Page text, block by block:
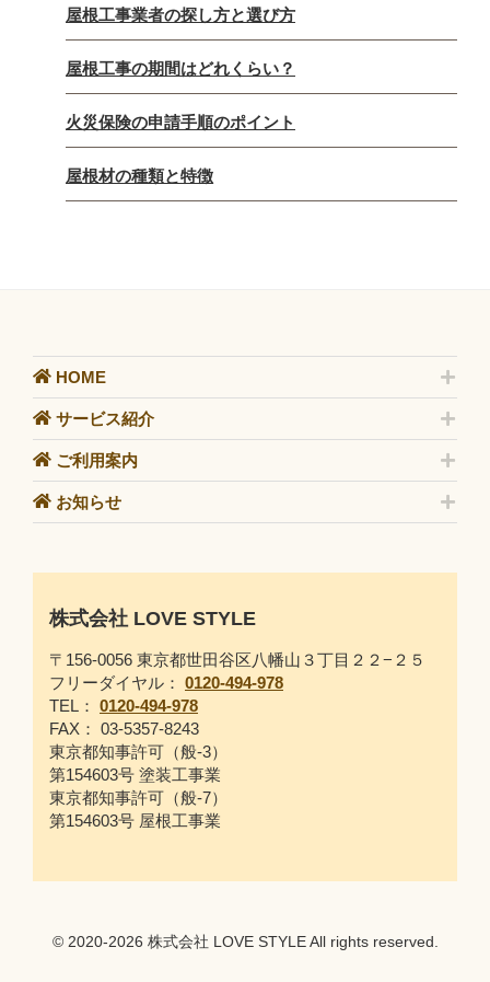
屋根工事業者の探し方と選び方
屋根工事の期間はどれくらい？
火災保険の申請手順のポイント
屋根材の種類と特徴
HOME
サービス紹介
ご利用案内
お知らせ
株式会社 LOVE STYLE
〒156-0056 東京都世田谷区八幡山３丁目２２−２５
フリーダイヤル： 0120-494-978
TEL： 0120-494-978
FAX： 03-5357-8243
東京都知事許可（般-3）
第154603号 塗装工事業
東京都知事許可（般-7）
第154603号 屋根工事業
© 2020-2026 株式会社 LOVE STYLE All rights reserved.